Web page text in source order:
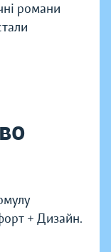
романи
+ Дизайн.